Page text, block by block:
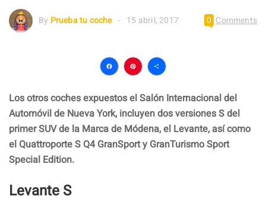
By Prueba tu coche 15 abril, 2017 0 Comments
Facebook
Pinterest
Compartir
Los otros coches expuestos el Salón Internacional del
Automóvil de Nueva York, incluyen dos versiones S del
primer SUV de la Marca de Módena, el Levante, así como
el Quattroporte S Q4 GranSport y GranTurismo Sport
Special Edition.
Levante S